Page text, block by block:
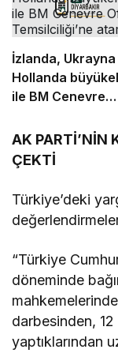
İzlanda, Ukrayna
Hollanda
ile BM Cenevre
atama
AK PARTİ’NİN
ÇEKTİ
Türkiye’deki
“Türkiye
döneminde
darbesinden,
yaptıklarından